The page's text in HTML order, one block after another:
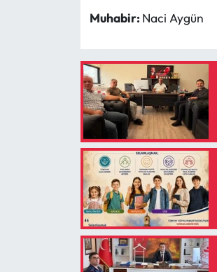
Muhabir: Naci Aygün